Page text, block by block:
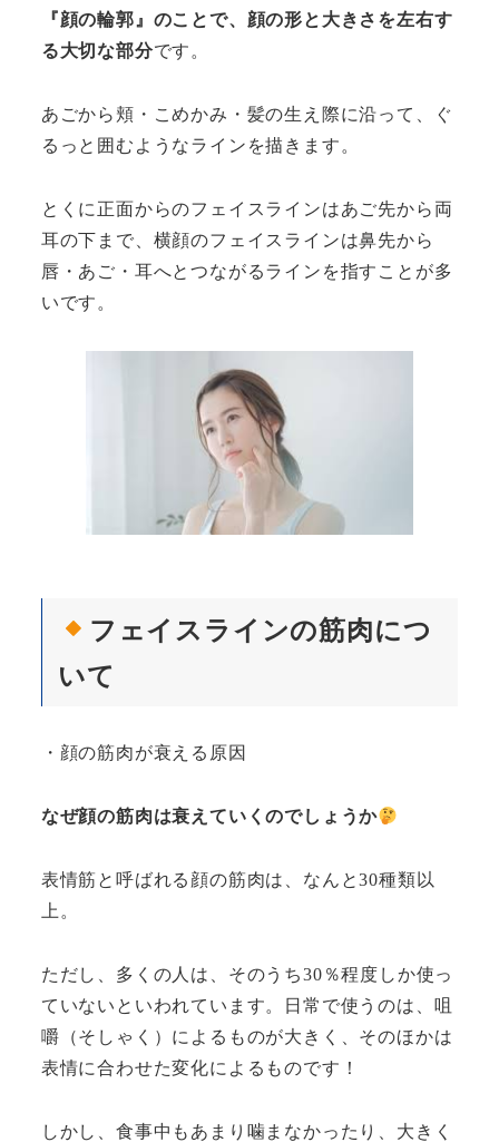
『顔の輪郭』のことで、顔の形と大きさを左右す
る大切な部分です。
あごから頬・こめかみ・髪の生え際に沿って、ぐ
るっと囲むようなラインを描きます。
とくに正面からのフェイスラインはあご先から両
耳の下まで、横顔のフェイスラインは鼻先から
唇・あご・耳へとつながるラインを指すことが多
いです。
フェイスラインの筋肉につ
いて
・顔の筋肉が衰える原因
なぜ顔の筋肉は衰えていくのでしょうか
表情筋と呼ばれる顔の筋肉は、なんと30種類以
上。
ただし、多くの人は、そのうち30％程度しか使っ
ていないといわれています。日常で使うのは、咀
嚼（そしゃく）によるものが大きく、そのほかは
表情に合わせた変化によるものです！
しかし、食事中もあまり噛まなかったり、大きく